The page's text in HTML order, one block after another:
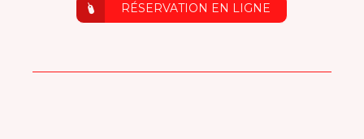
RÉSERVATION EN LIGNE